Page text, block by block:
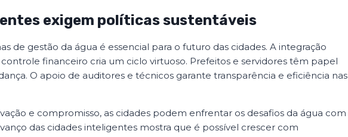
exigem políticas sustentáveis
de gestão da água é essencial para o futuro das cidades. A integração
financeiro cria um ciclo virtuoso. Prefeitos e servidores têm papel
O apoio de auditores e técnicos garante transparência e eficiência nas
e compromisso, as cidades podem enfrentar os desafios da água com
das cidades inteligentes mostra que é possível crescer com